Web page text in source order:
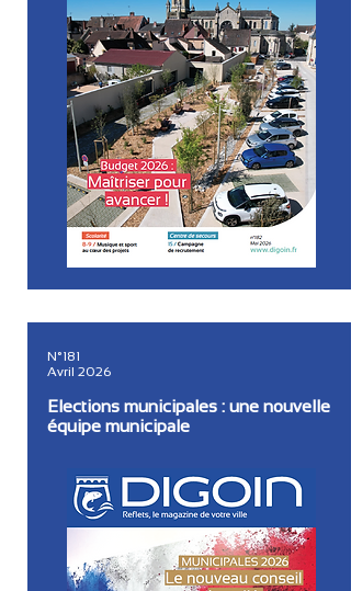
N°181
Avril 2026
Elections municipales : une nouvelle
équipe municipale